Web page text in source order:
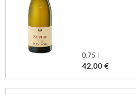
0,75 l
42,00 €